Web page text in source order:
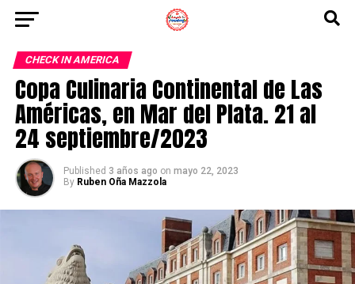
CHECK IN AMERICA
Copa Culinaria Continental de Las
Américas, en Mar del Plata. 21 al
24 septiembre/2023
Published 3 años ago on mayo 22, 2023
By Ruben Oña Mazzola